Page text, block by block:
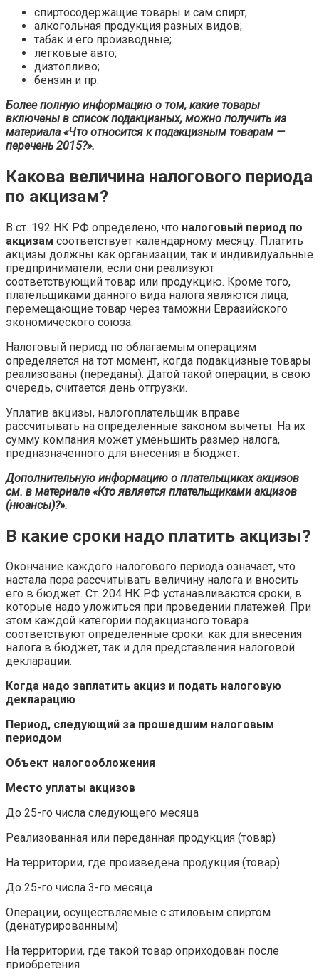
спиртосодержащие товары и сам спирт;
алкогольная продукция разных видов;
табак и его производные;
легковые авто;
дизтопливо;
бензин и пр.
Более полную информацию о том, какие товары
включены в список подакцизных, можно получить из
материала «Что относится к подакцизным товарам —
перечень 2015?».
Какова величина налогового периода
по акцизам?
В ст. 192 НК РФ определено, что налоговый период по
акцизам соответствует календарному месяцу. Платить
акцизы должны как организации, так и индивидуальные
предприниматели, если они реализуют
соответствующий товар или продукцию. Кроме того,
плательщиками данного вида налога являются лица,
перемещающие товар через таможни Евразийского
экономического союза.
Налоговый период по облагаемым операциям
определяется на тот момент, когда подакцизные товары
реализованы (переданы). Датой такой операции, в свою
очередь, считается день отгрузки.
Уплатив акцизы, налогоплательщик вправе
рассчитывать на определенные законом вычеты. На их
сумму компания может уменьшить размер налога,
предназначенного для внесения в бюджет.
Дополнительную информацию о плательщиках акцизов
см. в материале «Кто является плательщиками акцизов
(нюансы)?».
В какие сроки надо платить акцизы?
Окончание каждого налогового периода означает, что
настала пора рассчитывать величину налога и вносить
его в бюджет. Ст. 204 НК РФ устанавливаются сроки, в
которые надо уложиться при проведении платежей. При
этом каждой категории подакцизного товара
соответствуют определенные сроки: как для внесения
налога в бюджет, так и для представления налоговой
декларации.
Когда надо заплатить акциз и подать налоговую
декларацию
Период, следующий за прошедшим налоговым
периодом
Объект налогообложения
Место уплаты акцизов
До 25-го числа следующего месяца
Реализованная или переданная продукция (товар)
На территории, где произведена продукция (товар)
До 25-го числа 3-го месяца
Операции, осуществляемые с этиловым спиртом
(денатурированным)
На территории, где такой товар оприходован после
приобретения